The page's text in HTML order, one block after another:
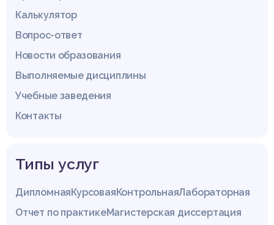
Калькулятор
Вопрос-ответ
Новости образования
Выполняемые дисциплины
Учебные заведения
Контакты
Типы услуг
ДипломнаяКурсоваяКонтрольнаяЛабораторная
Отчет по практикеМагистерская диссертация